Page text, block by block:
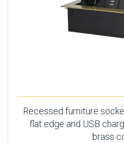
Recessed furniture
flat edge and USB
brass